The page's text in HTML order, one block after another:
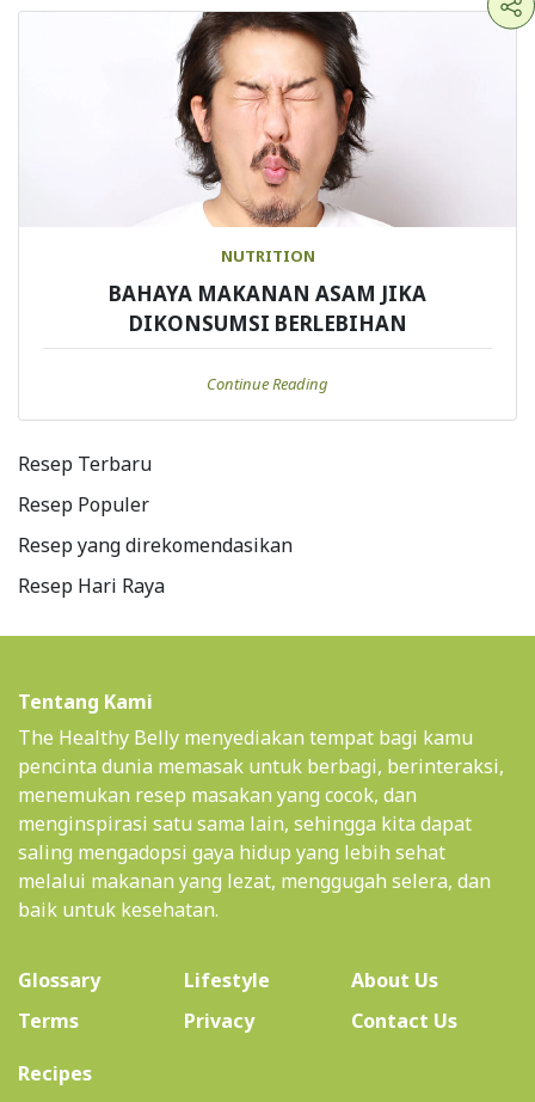
NUTRITION
BAHAYA MAKANAN ASAM JIKA
DIKONSUMSI BERLEBIHAN
Continue Reading
Resep Terbaru
Resep Populer
Resep yang direkomendasikan
Resep Hari Raya
Tentang Kami
The Healthy Belly menyediakan tempat bagi kamu
pencinta dunia memasak untuk berbagi, berinteraksi,
menemukan resep masakan yang cocok, dan
menginspirasi satu sama lain, sehingga kita dapat
saling mengadopsi gaya hidup yang lebih sehat
melalui makanan yang lezat, menggugah selera, dan
baik untuk kesehatan.
Glossary Lifestyle About Us(current)
Terms
Privacy
Contact Us
Recipes(current)